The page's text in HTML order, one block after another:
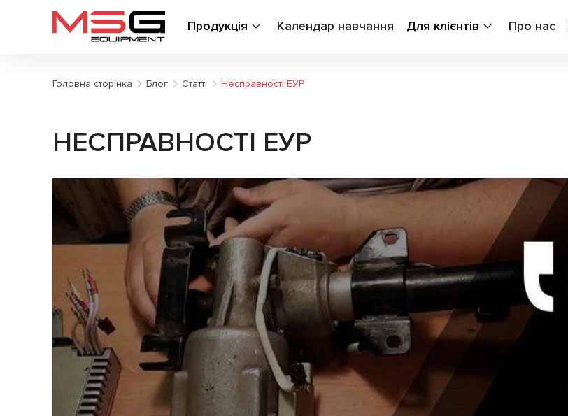
Продукція Календар навчання Для клієнтів Про нас
Головна сторінка Блог Статті Несправності ЕУР
НЕСПРАВНОСТІ ЕУР